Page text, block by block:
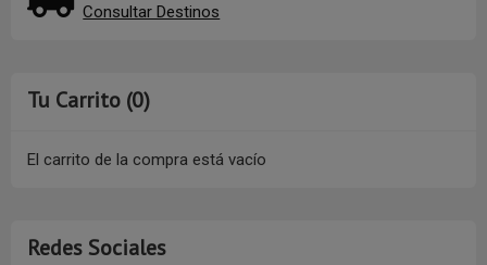
Consultar Destinos
Tu Carrito (0)
El carrito de la compra está vacío
Redes Sociales